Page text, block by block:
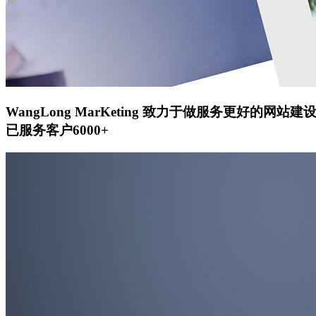
WangLong MarKeting 致力于做服务更好的网站建
已服务客户6000+